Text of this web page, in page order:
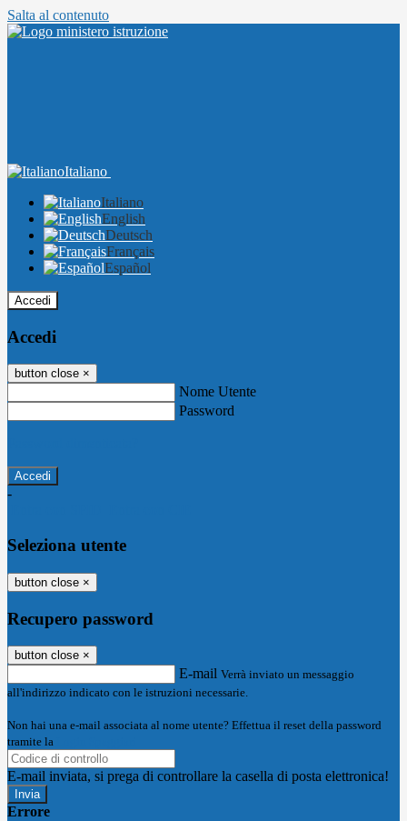
Salta al contenuto
Italiano
Italiano
English
Deutsch
Français
Español
Accedi
Accedi
button close ×
Nome Utente
Password
-
Seleziona utente
button close ×
Recupero password
button close ×
E-mail Verrà inviato un messaggio
all'indirizzo indicato con le istruzioni necessarie.
Non hai una e-mail associata al nome utente? Effettua il reset della password
tramite la
E-mail inviata, si prega di controllare la casella di posta elettronica!
Errore